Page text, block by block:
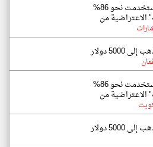
"رويترز": السعودية استخدمت نحو 86%
من
UBS يتوقع ارتفاع الذهب إلى 5000 دولار
"رويترز": السعودية استخدمت نحو 86%
من
UBS يتوقع ارتفاع الذهب إلى 5000 دولار